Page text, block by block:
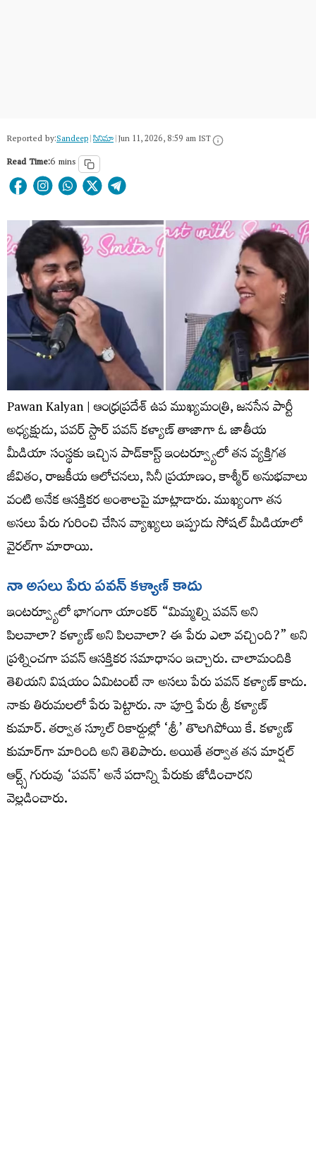
Reported by:Sandeep|సినిమా|Jun 11, 2026, 8:59 am IST
Read Time:6 mins
Pawan Kalyan | ఆంధ్రప్రదేశ్ ఉప ముఖ్యమంత్రి, జనసేన పార్టీ
అధ్యక్షుడు, పవర్ స్టార్ పవన్ కళ్యాణ్ తాజాగా ఓ జాతీయ
మీడియా సంస్థకు ఇచ్చిన పాడ్‌కాస్ట్ ఇంటర్వ్యూలో తన వ్యక్తిగత
జీవితం, రాజకీయ ఆలోచనలు, సినీ ప్రయాణం, కాశ్మీర్ అనుభవాలు
వంటి అనేక ఆసక్తికర అంశాలపై మాట్లాడారు. ముఖ్యంగా తన
అసలు పేరు గురించి చేసిన వ్యాఖ్యలు ఇప్పుడు సోషల్ మీడియాలో
వైరల్‌గా మారాయి.
నా అసలు పేరు పవన్ కళ్యాణ్ కాదు
ఇంటర్వ్యూలో భాగంగా యాంకర్ “మిమ్మల్ని పవన్ అని
పిలవాలా? కళ్యాణ్ అని పిలవాలా? ఈ పేరు ఎలా వచ్చింది?” అని
ప్రశ్నించగా పవన్ ఆసక్తికర సమాధానం ఇచ్చారు. చాలామందికి
తెలియని విషయం ఏమిటంటే నా అసలు పేరు పవన్ కళ్యాణ్ కాదు.
నాకు తిరుమలలో పేరు పెట్టారు. నా పూర్తి పేరు శ్రీ కళ్యాణ్
కుమార్. తర్వాత స్కూల్ రికార్డుల్లో ‘శ్రీ’ తొలగిపోయి కే. కళ్యాణ్
కుమార్‌గా మారింది అని తెలిపారు. అయితే తర్వాత తన మార్షల్
ఆర్ట్స్ గురువు ‘పవన్’ అనే పదాన్ని పేరుకు జోడించారని
వెల్లడించారు.